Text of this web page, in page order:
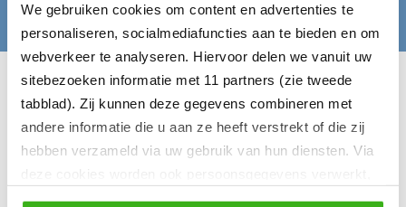
We gebruiken cookies om content en advertenties te
personaliseren, socialmediafuncties aan te bieden en om
webverkeer te analyseren. Hiervoor delen we vanuit uw
sitebezoeken informatie met 11 partners (zie tweede
tabblad). Zij kunnen deze gegevens combineren met
andere informatie die u aan ze heeft verstrekt of die zij
hebben verzameld via uw gebruik van hun diensten. Via
Laadpaal voor particulieren
Laadpalen voor thuis ›
Laadpaal met zonnepanelen ›
Laadpaal per automerk ›